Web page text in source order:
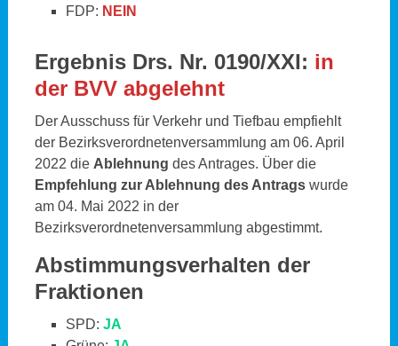
FDP: NEIN
Ergebnis Drs. Nr. 0190/XXI: in
der BVV abgelehnt
Der Ausschuss für Verkehr und Tiefbau empfiehlt
der Bezirksverordnetenversammlung am 06. April
2022 die Ablehnung des Antrages. Über die
Empfehlung zur Ablehnung des Antragswurde
am 04. Mai 2022 in der
Bezirksverordnetenversammlung abgestimmt.
Abstimmungsverhalten der
Fraktionen
SPD: JA